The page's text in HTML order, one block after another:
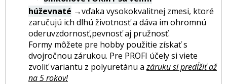
húževnaté →vďaka vysokokvalitnej zmesi, ktoré
zaručujú ich dlhú životnosť a dáva im ohromnú
oderuvzdornosť,pevnosť aj pružnosť.
Formy môžete pre hobby použitie získať s
dvojročnou zárukou. Pre PROFI účely si viete
zvoliť variantu z polyuretánu azáruku si predĺžiť až
na 5 rokov!